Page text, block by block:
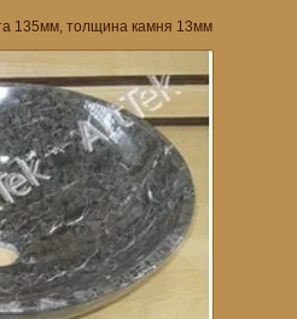
135мм, толщина камня 13мм